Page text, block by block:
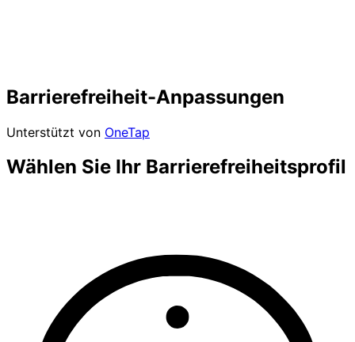
Barrierefreiheit-Anpassungen
Unterstützt von OneTap
Wählen Sie Ihr Barrierefreiheitsprofil